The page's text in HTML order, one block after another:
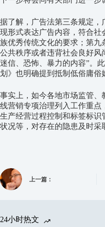
据了解，广告法第三条规定
现形式表达广告内容，符合
族优秀传统文化的要求；第九
公共秩序或者违背社会良好风
迷信、恐怖、暴力的内容”。
划》也明确提到抵制低俗庸俗
事实上，如今各地市场监管
线营销专项治理列入工作重
生产经营过程控制和标签标
状况等，对存在的隐患及时采
上一篇：
24小时热文